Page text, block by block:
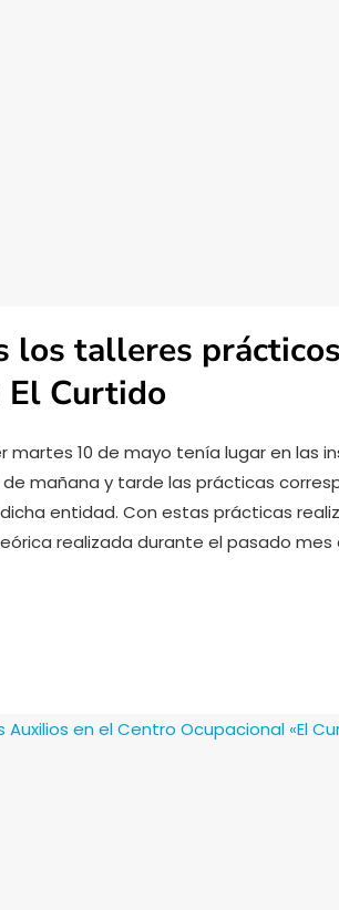
los talleres
El Curtido
martes 10 de mayo tenía lugar en las
de mañana y tarde las prácticas
entidad. Con estas prácticas
realizada durante el pasado mes